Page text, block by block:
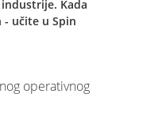
Kada
učite u Spin
operativnog
Windows